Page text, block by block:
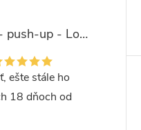
Dámska podprsenka - push-up - Lormar Miranda
ešte stále ho
18 dňoch od